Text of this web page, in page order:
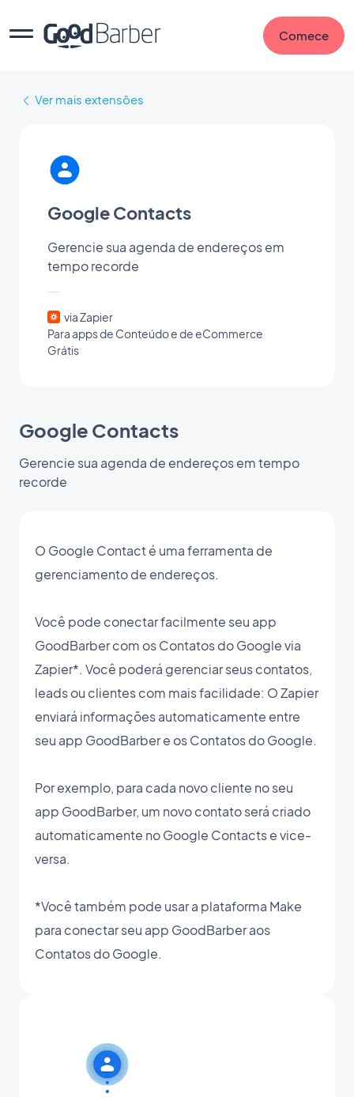
Comece
Ver mais extensões
Google Contacts
Gerencie sua agenda de endereços em
tempo recorde
via Zapier
Para apps de Conteúdo e de eCommerce
Grátis
Google Contacts
Gerencie sua agenda de endereços em tempo
recorde
O Google Contact é uma ferramenta de
gerenciamento de endereços.
Você pode conectar facilmente seu app
GoodBarber com os Contatos do Google via
Zapier*. Você poderá gerenciar seus contatos,
leads ou clientes com mais facilidade: O Zapier
enviará informações automaticamente entre
seu app GoodBarber e os Contatos do Google.
Por exemplo, para cada novo cliente no seu
app GoodBarber, um novo contato será criado
automaticamente no Google Contacts e vice-
versa.
*Você também pode usar a plataforma Make
para conectar seu app GoodBarber aos
Contatos do Google.